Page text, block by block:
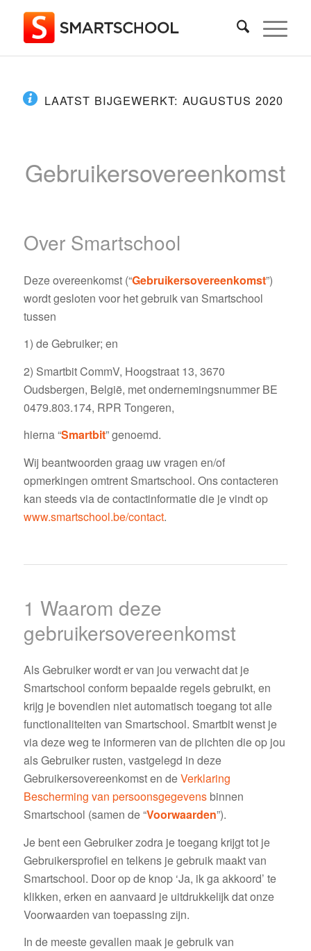
LAATST BIJGEWERKT: AUGUSTUS 2020
Gebruikersovereenkomst
Over Smartschool
Deze overeenkomst (“Gebruikersovereenkomst”)
wordt gesloten voor het gebruik van Smartschool
tussen
1) de Gebruiker; en
2) Smartbit CommV, Hoogstraat 13, 3670
Oudsbergen, België, met ondernemingsnummer BE
0479.803.174, RPR Tongeren,
hierna “Smartbit” genoemd.
Wij beantwoorden graag uw vragen en/of
opmerkingen omtrent Smartschool. Ons contacteren
kan steeds via de contactinformatie die je vindt op
www.smartschool.be/contact.
1 Waarom deze
gebruikersovereenkomst
Als Gebruiker wordt er van jou verwacht dat je
Smartschool conform bepaalde regels gebruikt, en
krijg je bovendien niet automatisch toegang tot alle
functionaliteiten van Smartschool. Smartbit wenst je
via deze weg te informeren van de plichten die op jou
als Gebruiker rusten, vastgelegd in deze
Gebruikersovereenkomst en deVerklaring
Bescherming van persoonsgegevensbinnen
Smartschool (samen de “Voorwaarden”).
Je bent een Gebruiker zodra je toegang krijgt tot je
Gebruikersprofiel en telkens je gebruik maakt van
Smartschool. Door op de knop ‘Ja, ik ga akkoord’ te
klikken, erken en aanvaard je uitdrukkelijk dat onze
Voorwaarden van toepassing zijn.
In de meeste gevallen maak je gebruik van